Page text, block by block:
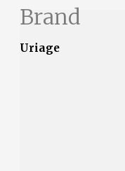
Brand
Uriage